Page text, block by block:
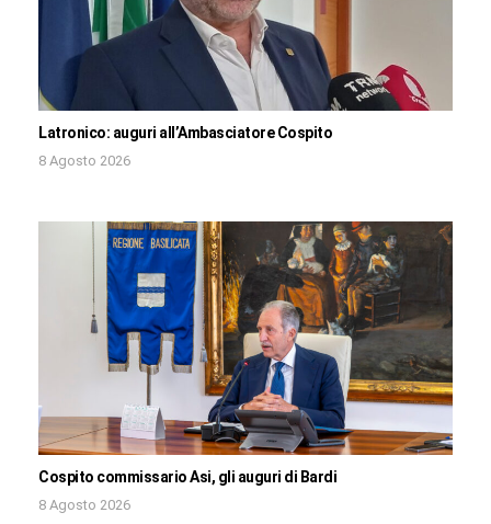
Latronico: auguri all’Ambasciatore Cospito
8 Agosto 2026
Cospito commissario Asi, gli auguri di Bardi
8 Agosto 2026